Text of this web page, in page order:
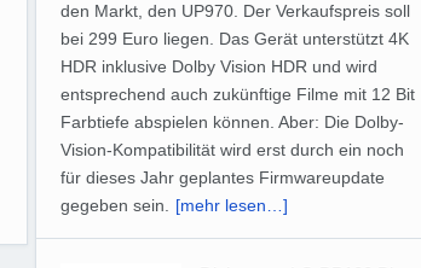
den Markt, den UP970. Der Verkaufspreis soll
bei 299 Euro liegen. Das Gerät unterstützt 4K
HDR inklusive Dolby Vision HDR und wird
entsprechend auch zukünftige Filme mit 12 Bit
Farbtiefe abspielen können. Aber: Die Dolby-
Vision-Kompatibilität wird erst durch ein noch
für dieses Jahr geplantes Firmwareupdate
gegeben sein.
[mehr lesen…]